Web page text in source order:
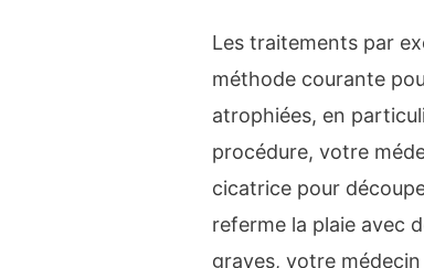
Les traitements par
méthode courante
atrophiées, en
procédure, votre
cicatrice pour
referme la plaie avec
graves, votre